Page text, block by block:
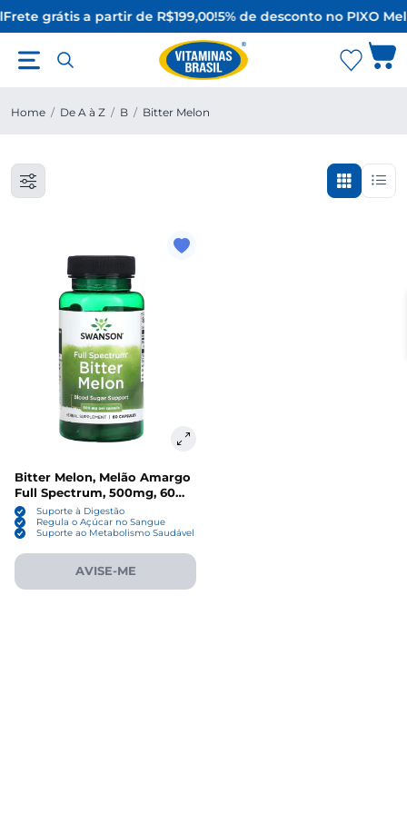
Frete grátis a partir de R$199,00!5% de desconto no PIXO
Home / De A à Z / B / Bitter Melon
Bitter Melon, Melão Amargo
Full Spectrum, 500mg, 60
Cápsulas, Swanson
Suporte à Digestão
Regula o Açúcar no Sangue
Suporte ao Metabolismo Saudável
AVISE-ME